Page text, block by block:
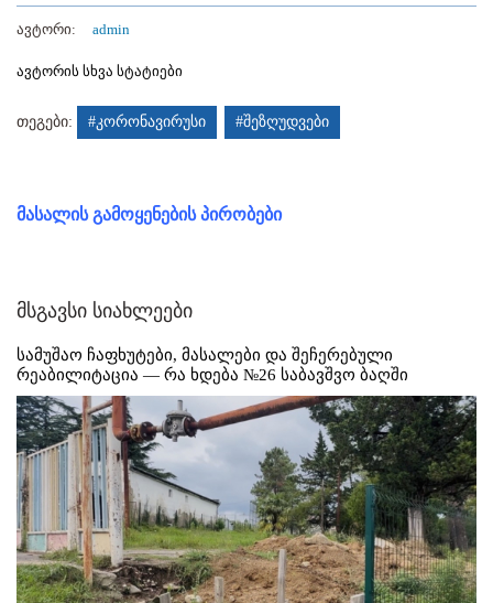
ავტორი: admin
ავტორის სხვა სტატიები
თეგები: #კორონავირუსი #შეზღუდვები
მასალის გამოყენების პირობები
მსგავსი სიახლეები
სამუშაო ჩაფხუტები, მასალები და შეჩერებული
რეაბილიტაცია — რა ხდება №26 საბავშვო ბაღში